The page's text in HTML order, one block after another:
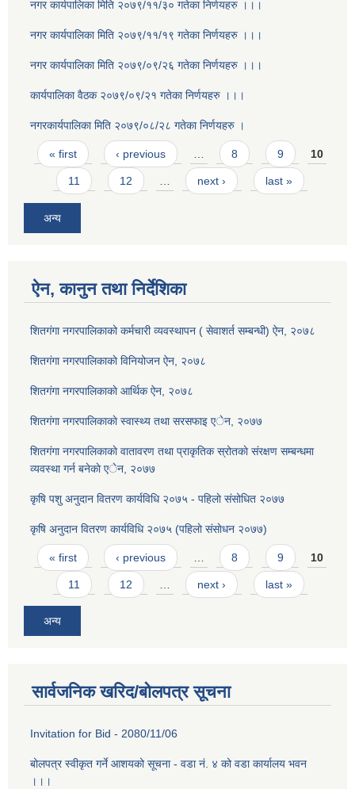
नगर कार्यपालिका मिति २०७९/११/३० गतेका निर्णयहरु ।।।
नगर कार्यपालिका मिति २०७९/११/१९ गतेका निर्णयहरु ।।।
नगर कार्यपालिका मिति २०७९/०९/२६ गतेका निर्णयहरु ।।।
कार्यपालिका वैठक २०७९/०९/२१ गतेका निर्णयहरु ।।।
नगरकार्यपालिका मिति २०७९/०८/२८ गतेका निर्णयहरु ।
Pages
« first ‹ previous … 8 9 10
11 12 … next › last »
अन्य
ऐन, कानुन तथा निर्देशिका
शितगंगा नगरपालिकाको कर्मचारी व्यवस्थापन ( सेवाशर्त सम्बन्धी) ऐन, २०७८
शितगंगा नगरपालिकाकाे विनियोजन ऐन, २०७८
शितगंगा नगरपालिकाकाे आर्थिक ऐन, २०७८
शितगंगा नगरपालिकाकाे स्वास्थ्य तथा सरसफाइ एेन, २०७७
शितगंगा नगरपालिकाकाे वातावरण तथा प्राकृतिक स्रोतकाे संरक्षण सम्बन्धमा
व्यवस्था गर्न बनेकाे एेन, २०७७
कृषि पशु अनुदान वितरण कार्यविधि २०७५ - पहिलाे संसोधित २०७७
कृषि अनुदान वितरण कार्यविधि २०७५ (पहिलाे संसाेधन २०७७)
Pages
« first ‹ previous 8 9 10
11 12 next › last »
अन्य
सार्वजनिक खरिद/बोलपत्र सूचना
Invitation for Bid - 2080/11/06
बोलपत्र स्वीकृत गर्ने आशयको सूचना - वडा न‌ं. ४ को वडा कार्यालय भवन
।।।